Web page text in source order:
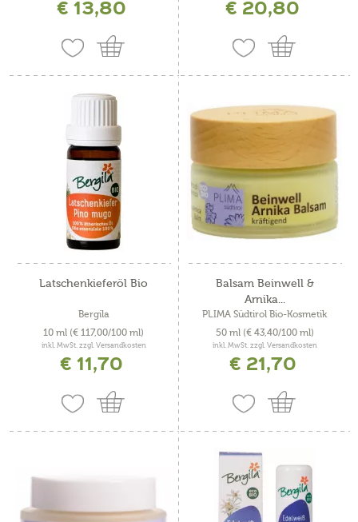
€ 13,80 € 20,80
Latschenkieferöl Bio
Bergila
10 ml (€ 117,00/100 ml)
inkl. MwSt. zzgl. Versandkosten
€ 11,70
Balsam Beinwell &
Arnika...
PLIMA Südtirol Bio-Kosmetik
50 ml (€ 43,40/100 ml)
inkl. MwSt. zzgl. Versandkosten
€ 21,70